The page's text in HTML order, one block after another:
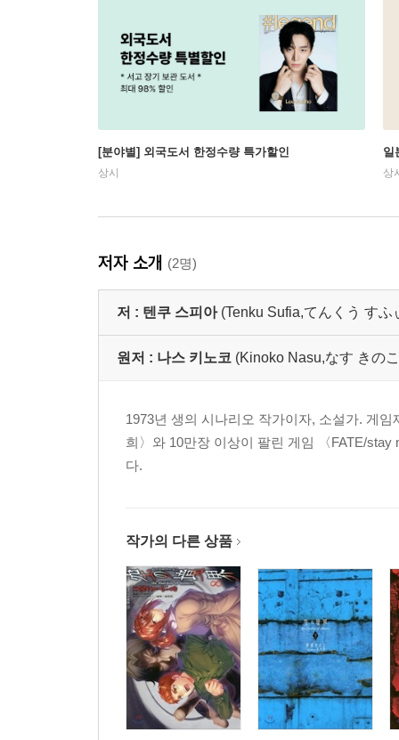
[분야별] 외국도서 한정수량 특가할인
상시
일
상
저자 소개 (2명)
저 : 텐쿠 스피아 (Tenku Sufia,てんくう すふ
원저 : 나스 키노코 (Kinoko Nasu,なす きの
1973년 생의 시나리오 작가이자, 소설가. 게
희〉와 10만장 이상이 팔린 게임 〈FATE/
다.
작가의 다른 상품